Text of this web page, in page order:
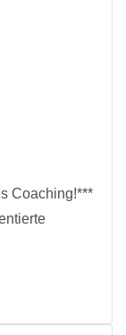
Coaching!***